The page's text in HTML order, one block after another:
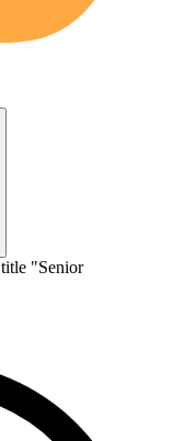
title "Senior